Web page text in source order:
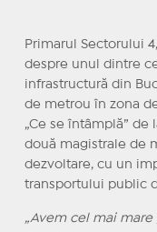
Primarul Sectorului
despre unul dintre
infrastructură din
de metrou în zona
„Ce se întâmplă” de
două magistrale de
dezvoltare, cu un
transportului public
„Avem cel mai